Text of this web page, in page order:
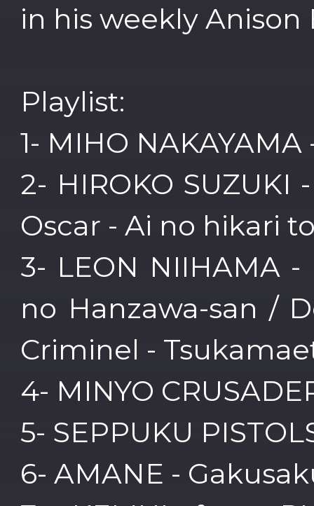
in his weekly Anison
Playlist:
1- MIHO
2- HIROKO SUZUKI
Oscar - Ai no hikari
3- LEON NIIHAMA
no Hanzawa-san /
Criminel -
4- MINYO
5- SEPPUKU
6- AMANE -